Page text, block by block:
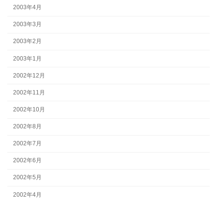
2003年4月
2003年3月
2003年2月
2003年1月
2002年12月
2002年11月
2002年10月
2002年8月
2002年7月
2002年6月
2002年5月
2002年4月